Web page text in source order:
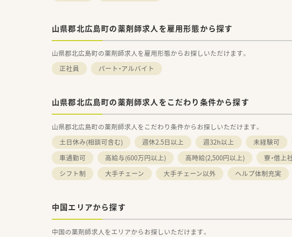
山県郡北広島町の薬剤師求人を雇用形態から探す
山県郡北広島町の薬剤師求人を雇用形態からお探しいただけます。
正社員
パート・アルバイト
山県郡北広島町の薬剤師求人をこだわり条件から探す
山県郡北広島町の薬剤師求人をこだわり条件からお探しいただけます。
土日休み(相談可含む)
週休2.5日以上 週32h以上 未経験可
車通勤可
高給与(600万円以上) 高時給(2,500円以上) 寮・借上
シフト制
大手チェーン 大手チェーン以外 ヘルプ体制充実
中国エリアから探す
中国の薬剤師求人をエリアからお探しいただけます。